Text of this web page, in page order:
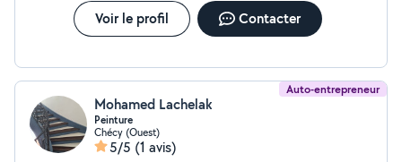
Voir le profil Contacter
Auto-entrepreneur
Mohamed Lachelak
Peinture
Chécy (Ouest)
5/5 (1 avis)